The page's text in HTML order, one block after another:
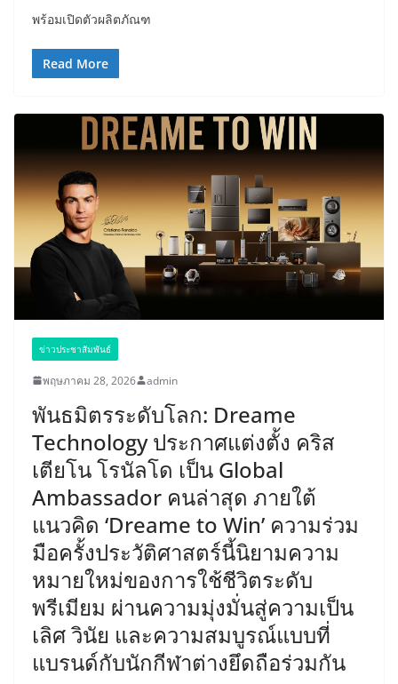
พร้อมเปิดตัวผลิตภัณฑ
Read More
ข่าวประชาสัมพันธ์
พฤษภาคม 28, 2026 admin
พันธมิตรระดับโลก: Dreame
Technology ประกาศแต่งตั้ง คริส
เตียโน โรนัลโด เป็น Global
Ambassador คนล่าสุด ภายใต้
แนวคิด ‘Dreame to Win’ ความร่วม
มือครั้งประวัติศาสตร์นี้นิยามความ
หมายใหม่ของการใช้ชีวิตระดับ
พรีเมียม ผ่านความมุ่งมั่นสู่ความเป็น
เลิศ วินัย และความสมบูรณ์แบบที่
แบรนด์กับนักกีฬาต่างยึดถือร่วมกัน